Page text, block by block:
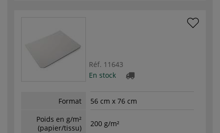
Réf. 11643
En stock
Format
56 cm x 76 cm
Poids en g/m²
(papier/tissu)
200 g/m²